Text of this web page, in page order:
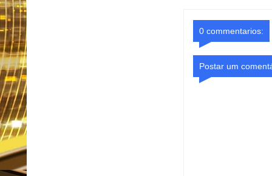
0 commentarios:
Postar um